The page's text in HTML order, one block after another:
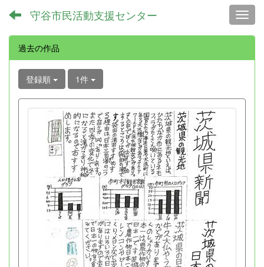
守谷市民活動支援センター
過去の作品
登録順 1件